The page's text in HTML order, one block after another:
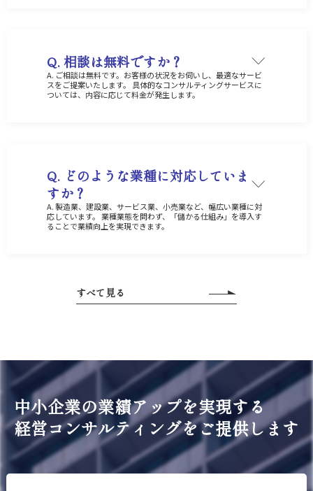
Q. 相談は無料ですか？
A. ご相談は無料です。お客様の状況をお伺いし、最適なサービ
スをご提案いたします。 具体的なコンサルティングサービスに
ついては、内容に応じて料金が発生します。
Q. どのような業種に対応していま
すか？
A. 製造業、建設業、サービス業、小売業など、幅広い業種に対
応しています。 業種業態を問わず、「儲かる仕組み」を導入す
ることで業績向上を実現できます。
すべて見る
中小企業の業績アップを実現する
経営コンサルティングをご提供します